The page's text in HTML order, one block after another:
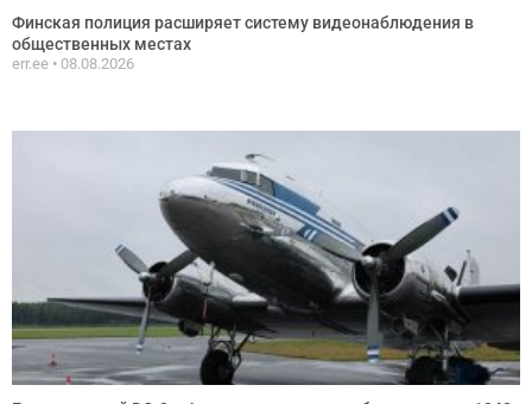
Финская полиция расширяет систему видеонаблюдения в
общественных местах
err.ee 08.08.2026